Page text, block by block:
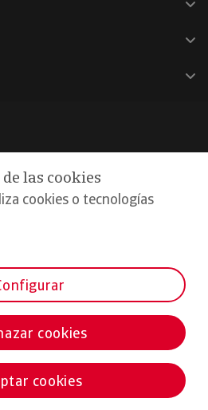
las cookies
cookies o tecnologías
cookies
cookies